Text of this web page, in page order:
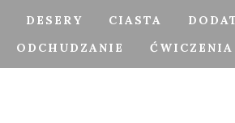
DESERY CIASTA
ODCHUDZANIE ĆWICZENIA